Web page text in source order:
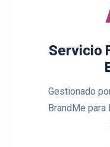
Servicio
Gestionado
BrandMe